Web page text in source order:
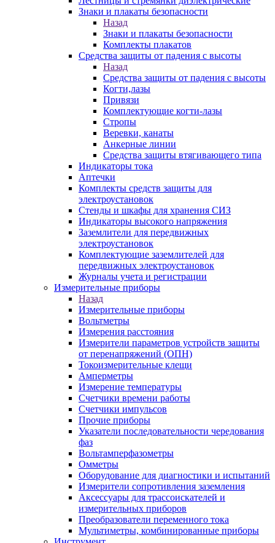
Знаки и плакаты безопасности
Назад
Знаки и плакаты безопасности
Комплекты плакатов
Средства защиты от падения с высоты
Назад
Средства защиты от падения с высоты
Когти,лазы
Привязи
Комплектующие когти-лазы
Стропы
Веревки, канаты
Анкерные линии
Средства защиты втягивающего типа
Индикаторы тока
Аптечки
Комплекты средств защиты для
электроустановок
Стенды и шкафы для хранения СИЗ
Индикаторы высокого напряжения
Заземлители для передвижных
электроустановок
Комплектующие заземлителей для
передвижных электроустановок
Журналы учета и регистрации
Измерительные приборы
Назад
Измерительные приборы
Вольтметры
Измерения расстояния
Измерители параметров устройств защиты
от перенапряжений (ОПН)
Токоизмерительные клещи
Амперметры
Измерение температуры
Счетчики времени работы
Счетчики импульсов
Прочие приборы
Указатели последовательности чередования
фаз
Вольтамперфазометры
Омметры
Оборудование для диагностики и испытаний
Измерители сопротивления заземления
Аксессуары для трассоискателей и
измерительных приборов
Преобразователи переменного тока
Мультиметры, комбинированные приборы